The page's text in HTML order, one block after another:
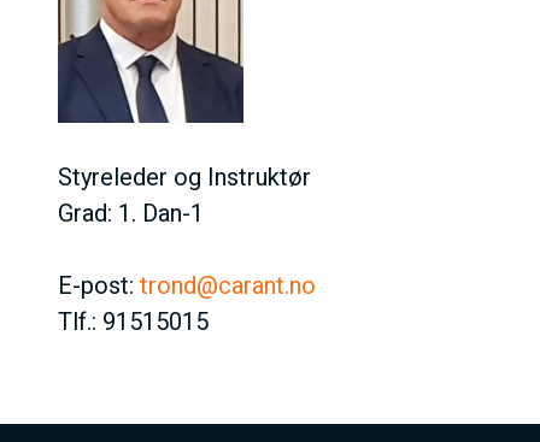
Styreleder og Instruktør
Grad: 1. Dan-1
E-post: trond@carant.no
Tlf.: 91515015